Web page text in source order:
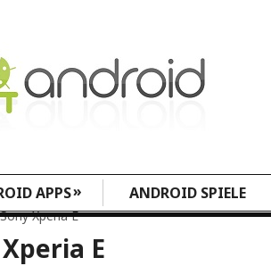
APPS» ANDROID SPIELE
Xperia E
E